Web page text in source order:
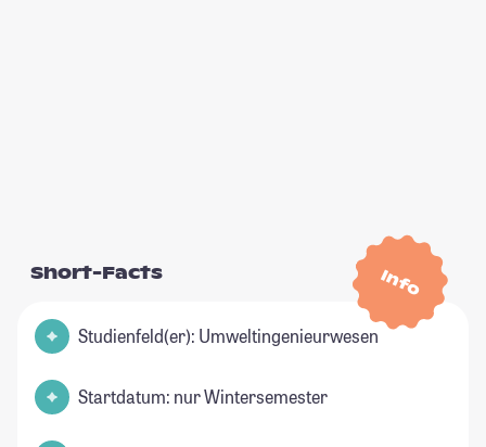
Info
Short-Facts
Studienfeld(er): Umweltingenieurwesen
Startdatum: nur Wintersemester